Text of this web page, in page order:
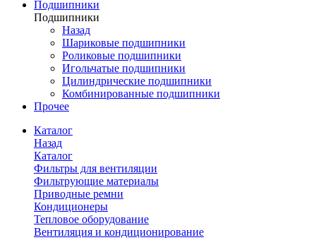
Подшипники
Подшипники
Назад
Шариковые подшипники
Роликовые подшипники
Игольчатые подшипники
Цилиндрические подшипники
Комбинированные подшипники
Прочее
Каталог
Назад
Каталог
Фильтры для вентиляции
Фильтрующие материалы
Приводные ремни
Кондиционеры
Тепловое оборудование
Вентиляция и кондиционирование